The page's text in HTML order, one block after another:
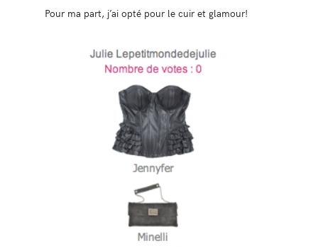
Pour ma part, j’ai opté pour le cuir et glamour!